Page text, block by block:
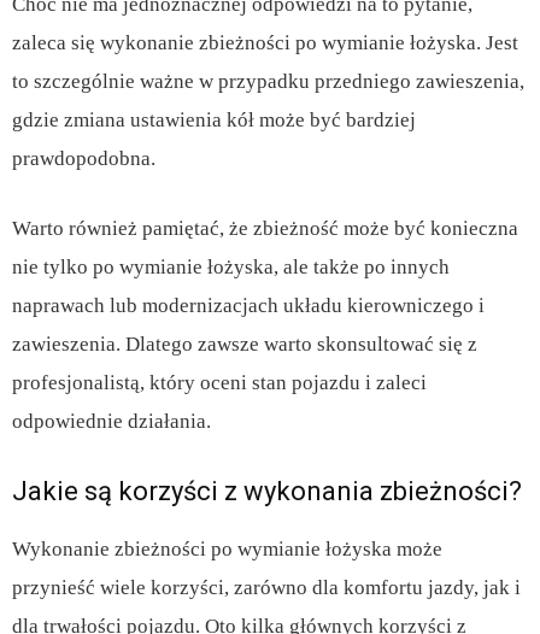
zaleca się wykonanie zbieżności po wymianie łożyska. Jest
to szczególnie ważne w przypadku przedniego zawieszenia,
gdzie zmiana ustawienia kół może być bardziej
prawdopodobna.
Warto również pamiętać, że zbieżność może być konieczna
nie tylko po wymianie łożyska, ale także po innych
naprawach lub modernizacjach układu kierowniczego i
zawieszenia. Dlatego zawsze warto skonsultować się z
profesjonalistą, który oceni stan pojazdu i zaleci
odpowiednie działania.
Jakie są korzyści z wykonania zbieżności?
Wykonanie zbieżności po wymianie łożyska może
przynieść wiele korzyści, zarówno dla komfortu jazdy, jak i
dla trwałości pojazdu. Oto kilka głównych korzyści z